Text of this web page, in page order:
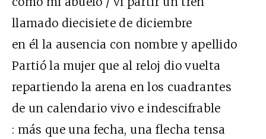
llamado diecisiete de diciembre
en él la ausencia con nombre y apellido
Partió la mujer que al reloj dio vuelta
repartiendo la arena en los cuadrantes
de un calendario vivo e indescifrable
: más que una fecha, una flecha tensa